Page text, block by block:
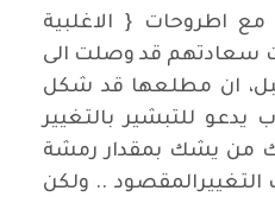
مع اطروحات { الاغلبية
سعادتهم قد وصلت الى
ان مطلعها قد شكل
يدعو للتبشير بالتغيير
من يشك بمقدار رمشة
.. ولكن